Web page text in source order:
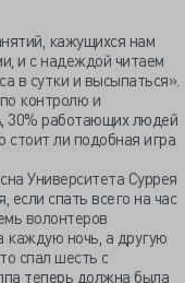
кажущихся нам
и с надеждой читаем
в сутки и высыпаться».
контролю и
30% работающих людей
стоит ли подобная игра
Университета Суррея
если спать всего на час
волонтеров
каждую ночь, а другую
спал шесть с
теперь должна была